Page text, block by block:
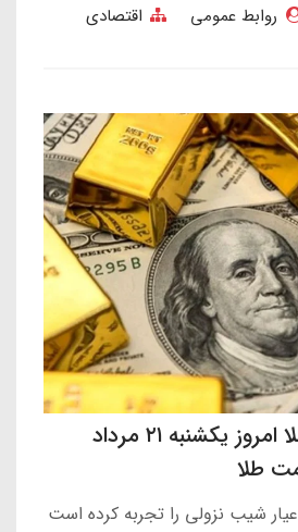
روابط عمومی اقتصادی
نرخ ارز، سکه و طلا امروز یکشنبه ۲۱ مرداد
امروز قیمت طلای ۱۸ عیار شیب نزولی را تجربه کرده است